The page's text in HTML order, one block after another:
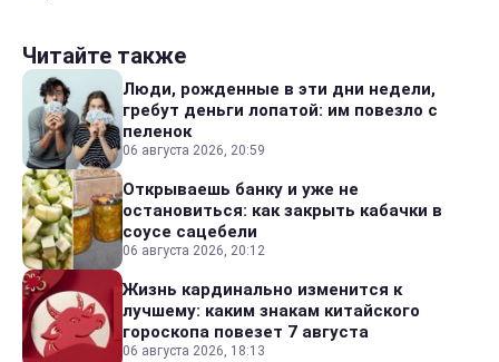
Читайте также
Люди, рожденные в эти дни недели,
гребут деньги лопатой: им повезло с
пеленок
06 августа 2026, 20:59
Открываешь банку и уже не
остановиться: как закрыть кабачки в
соусе сацебели
06 августа 2026, 20:12
Жизнь кардинально изменится к
лучшему: каким знакам китайского
гороскопа повезет 7 августа
06 августа 2026, 18:13